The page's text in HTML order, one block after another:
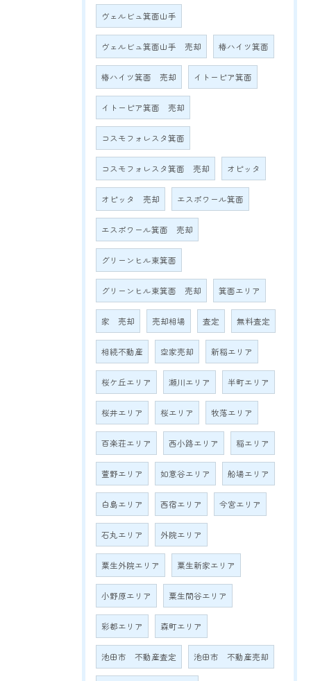
ヴェルビュ箕面山手
ヴェルビュ箕面山手 売却 椿ハイツ箕面
椿ハイツ箕面 売却 イトーピア箕面
イトーピア箕面 売却
コスモフォレスタ箕面
コスモフォレスタ箕面 売却 オピッタ
オピッタ 売却 エスポワール箕面
エスポワール箕面 売却
グリーンヒル東箕面
グリーンヒル東箕面 売却 箕面エリア
家 売却 売却相場 査定 無料査定
相続不動産 空家売却 新稲エリア
桜ケ丘エリア 瀬川エリア 半町エリア
桜井エリア 桜エリア 牧落エリア
百楽荘エリア 西小路エリア 稲エリア
萱野エリア 如意谷エリア 船場エリア
白島エリア 西宿エリア 今宮エリア
石丸エリア 外院エリア
粟生外院エリア 粟生新家エリア
小野原エリア 粟生間谷エリア
彩都エリア 森町エリア
池田市 不動産査定 池田市 不動産売却